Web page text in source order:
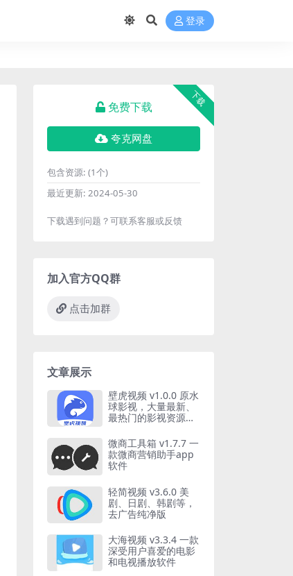
登录
下载
免费下载
夸克网盘
包含资源: (1个)
最近更新: 2024-05-30
下载遇到问题？可联系客服或反馈
加入官方QQ群
点击加群
文章展示
壁虎视频 v1.0.0 原水
球影视，大量最新、
最热门的影视资源，
微商工具箱 v1.7.7 一
款微商营销助手app
软件
轻简视频 v3.6.0 美
剧、日剧、韩剧等，
去广告纯净版
大海视频 v3.3.4 一款
深受用户喜爱的电影
和电视播放软件